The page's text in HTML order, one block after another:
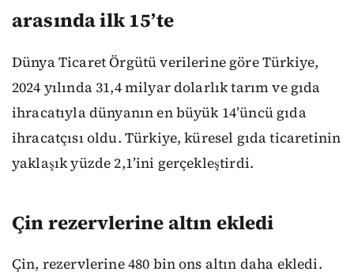
arasında ilk 15’te
Dünya Ticaret Örgütü verilerine göre Türkiye,
2024 yılında 31,4 milyar dolarlık tarım ve gıda
ihracatıyla dünyanın en büyük 14’üncü gıda
ihracatçısı oldu. Türkiye, küresel gıda ticaretinin
yaklaşık yüzde 2,1’ini gerçekleştirdi.
Çin rezervlerine altın ekledi
Çin, rezervlerine 480 bin ons altın daha ekledi.